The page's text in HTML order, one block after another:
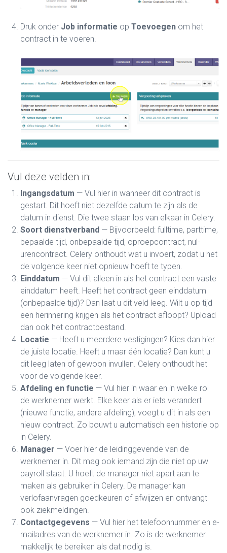
Druk onder Job informatie op Toevoegen om het
contract in te voeren.
Vul deze velden in:
Ingangsdatum — Vul hier in wanneer dit contract is
gestart. Dit hoeft niet dezelfde datum te zijn als de
datum in dienst. Die twee staan los van elkaar in Celery.
Soort dienstverband — Bijvoorbeeld: fulltime, parttime,
bepaalde tijd, onbepaalde tijd, oproepcontract, nul-
urencontract. Celery onthoudt wat u invoert, zodat u het
de volgende keer niet opnieuw hoeft te typen.
Einddatum — Vul dit alleen in als het contract een vaste
einddatum heeft. Heeft het contract geen einddatum
(onbepaalde tijd)? Dan laat u dit veld leeg. Wilt u op tijd
een herinnering krijgen als het contract afloopt? Upload
dan ook het contractbestand.
Locatie — Heeft u meerdere vestigingen? Kies dan hier
de juiste locatie. Heeft u maar één locatie? Dan kunt u
dit leeg laten of gewoon invullen. Celery onthoudt het
voor de volgende keer.
Afdeling en functie — Vul hier in waar en in welke rol
de werknemer werkt. Elke keer als er iets verandert
(nieuwe functie, andere afdeling), voegt u dit in als een
nieuw contract. Zo bouwt u automatisch een historie op
in Celery.
Manager — Voer hier de leidinggevende van de
werknemer in. Dit mag ook iemand zijn die niet op uw
payroll staat. U hoeft de manager niet apart aan te
maken als gebruiker in Celery. De manager kan
verlofaanvragen goedkeuren of afwijzen en ontvangt
ook ziekmeldingen.
Contactgegevens — Vul hier het telefoonnummer en e-
mailadres van de werknemer in. Zo is de werknemer
makkelijk te bereiken als dat nodig is.